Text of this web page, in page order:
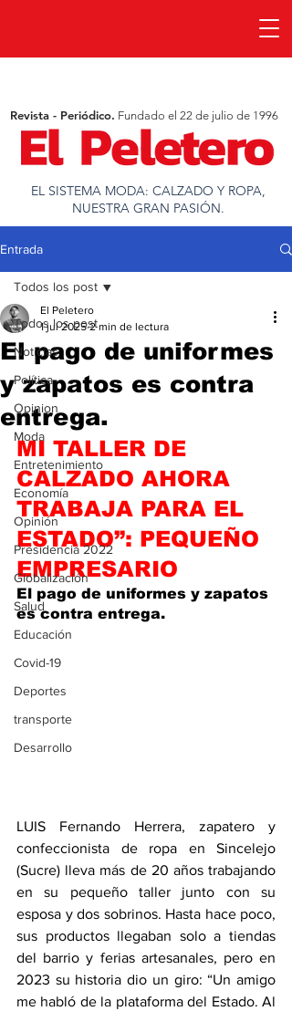
EL SISTEMA MODA: CALZADO Y ROPA,
NUESTRA GRAN PASIÓN.
Revista - Periódico. Fundado el 22 de julio de 1996
Entrada
Todos los post
Noticias
Política
Opinion
Moda
Entretenimiento
Economía
Opinión
Presidencia 2022
Globalización
Salud
Educación
Covid-19
Deportes
transporte
Desarrollo
Todos los post
El pago de uniformes
y zapatos es contra
entrega.
El Peletero
1 jul 2025 2 min de lectura
MI TALLER DE
CALZADO AHORA
TRABAJA PARA EL
ESTADO”: PEQUEÑO
EMPRESARIO
El pago de uniformes y zapatos
es contra entrega.
LUIS Fernando Herrera, zapatero y
confeccionista de ropa en Sincelejo
(Sucre) lleva más de 20 años trabajando
en su pequeño taller junto con su
esposa y dos sobrinos. Hasta hace poco,
sus productos llegaban solo a tiendas
del barrio y ferias artesanales, pero en
2023 su historia dio un giro: “Un amigo
me habló de la plataforma del Estado. Al